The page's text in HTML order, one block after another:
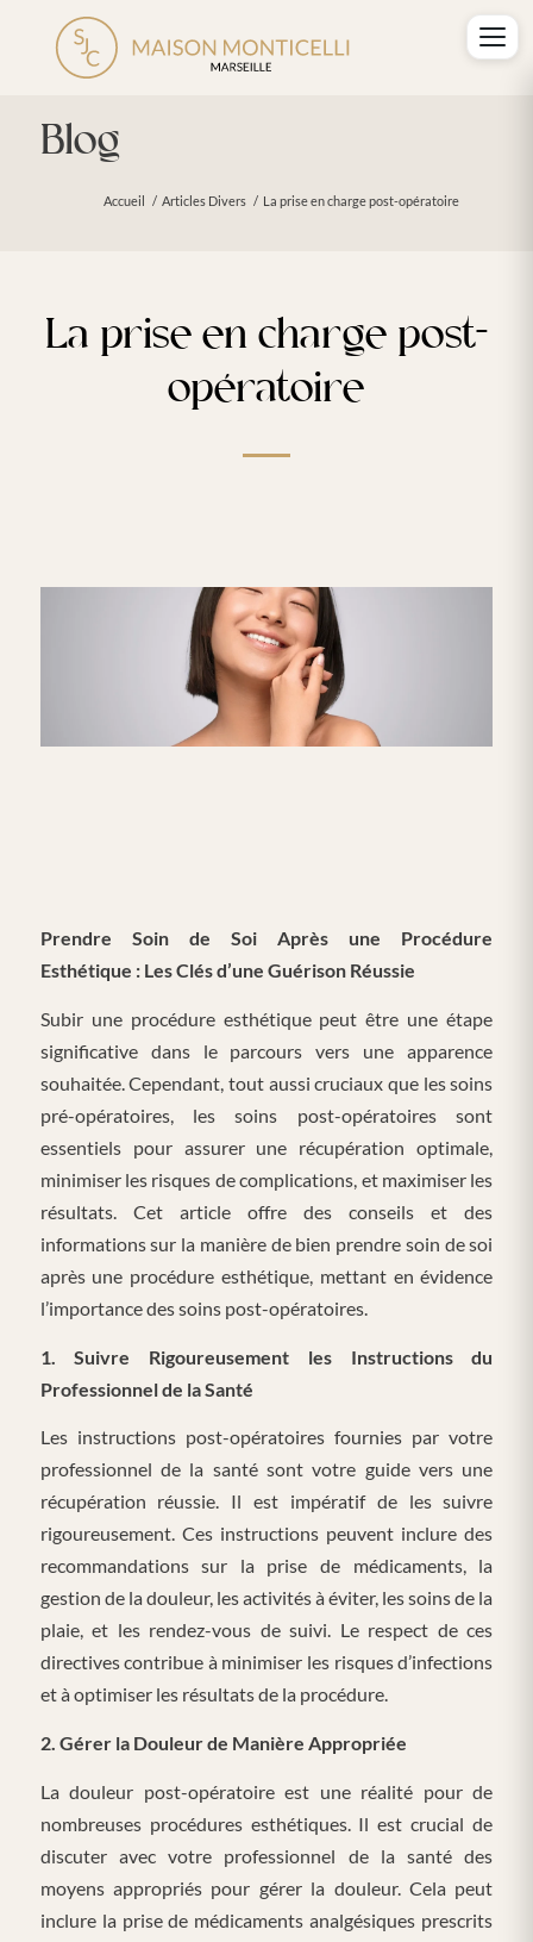
Blog
Accueil / Articles Divers / La prise en charge post-opératoire
La prise en charge post-
opératoire
Prendre Soin de Soi Après une Procédure
Esthétique : Les Clés d’une Guérison Réussie
Subir une procédure esthétique peut être une étape
significative dans le parcours vers une apparence
souhaitée. Cependant, tout aussi cruciaux que les soins
pré-opératoires, les soins post-opératoires sont
essentiels pour assurer une récupération optimale,
minimiser les risques de complications, et maximiser les
résultats. Cet article offre des conseils et des
informations sur la manière de bien prendre soin de soi
après une procédure esthétique, mettant en évidence
l’importance des soins post-opératoires.
1. Suivre Rigoureusement les Instructions du
Professionnel de la Santé
Les instructions post-opératoires fournies par votre
professionnel de la santé sont votre guide vers une
récupération réussie. Il est impératif de les suivre
rigoureusement. Ces instructions peuvent inclure des
recommandations sur la prise de médicaments, la
gestion de la douleur, les activités à éviter, les soins de la
plaie, et les rendez-vous de suivi. Le respect de ces
directives contribue à minimiser les risques d’infections
et à optimiser les résultats de la procédure.
2. Gérer la Douleur de Manière Appropriée
La douleur post-opératoire est une réalité pour de
nombreuses procédures esthétiques. Il est crucial de
discuter avec votre professionnel de la santé des
moyens appropriés pour gérer la douleur. Cela peut
inclure la prise de médicaments analgésiques prescrits